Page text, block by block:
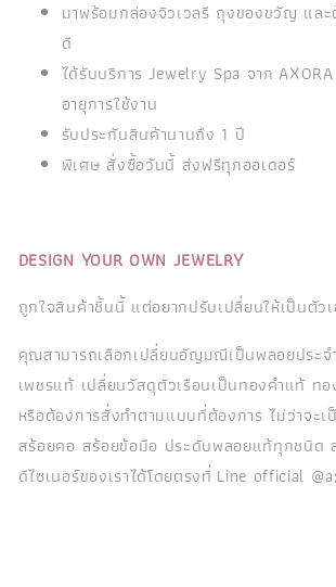
มาพร้อมกล่องจิวเวลรี ถุงของขวัญ และ
ดี
ได้รับบริการ Jewelry Spa จาก
อายุการใช้งาน
รับประกันสินค้านานถึง 1 ปี
พิเศษ สั่งซื้อวันนี้ ส่งฟรีทุกออเดอร์
DESIGN YOUR OWN JEWELRY
ถูกใจสินค้าชิ้นนี้ แต่อยากปรับเปลี่ยนให้เป็นตัว
คุณสามารถเลือกเปลี่ยนอัญมณีเป็นพลอยประจ
เพชรแท้ เปลี่ยนวัสดุตัวเรือนเป็นทองคำแท้ ท
หรือต้องการสั่งทำตามแบบที่ต้องการ ไม่ว่าจะ
สร้อยคอ สร้อยข้อมือ ประดับพลอยแท้ทุกชนิด
ดีไซเนอร์ของเราได้โดยตรงที่ Line official